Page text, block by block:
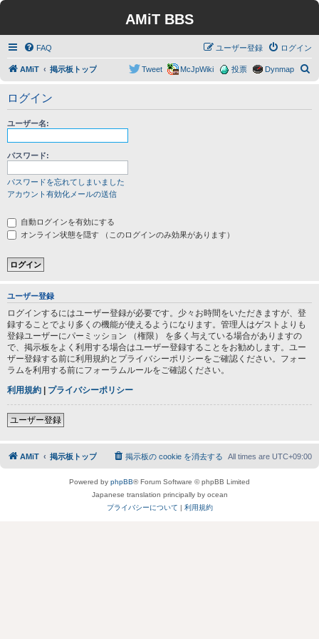
AMiT BBS
FAQ ログイン
ユーザー登録
AMiT 掲示板トップ Dynmap
投票
McJpWiki
Tweet
ログイン
ユーザー名:
パスワード:
パスワードを忘れてしまいました
アカウント有効化メールの送信
自動ログインを有効にする
オンライン状態を隠す （このログインのみ効果があります）
ユーザー登録
ログインするにはユーザー登録が必要です。少々お時間をいただきますが、登
録することでより多くの機能が使えるようになります。管理人はゲストよりも
登録ユーザーにパーミッション （権限） を多く与えている場合がありますの
で、掲示板をよく利用する場合はユーザー登録することをお勧めします。ユー
ザー登録する前に利用規約とプライバシーポリシーをご確認ください。フォー
ラムを利用する前にフォーラムルールをご確認ください。
利用規約 | プライバシーポリシー
ユーザー登録
AMiT 掲示板トップ All times are UTC+09:00
掲示板の cookie を消去する
Powered by phpBB® Forum Software © phpBB Limited
Japanese translation principally by ocean
プライバシーについて | 利用規約